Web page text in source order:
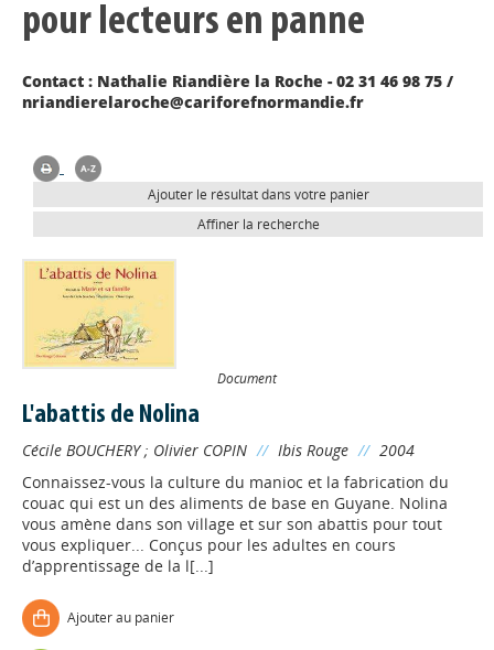
pour lecteurs en panne
Contact : Nathalie Riandière la Roche - 02 31 46 98 75 /
nriandierelaroche@cariforefnormandie.fr
Ajouter le résultat dans votre panier
Affiner la recherche
Document
L'abattis de Nolina
Cécile BOUCHERY; Olivier COPIN // Ibis Rouge // 2004
Connaissez-vous la culture du manioc et la fabrication du
couac qui est un des aliments de base en Guyane. Nolina
vous amène dans son village et sur son abattis pour tout
vous expliquer... Conçus pour les adultes en cours
d’apprentissage de la l[...]
Ajouter au panier